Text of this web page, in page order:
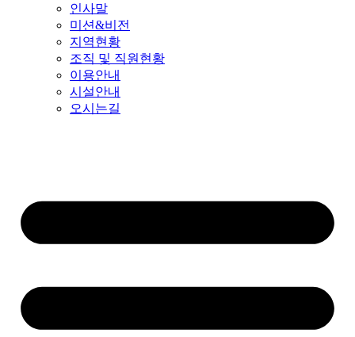
인사말
미션&비전
지역현황
조직 및 직원현황
이용안내
시설안내
오시는길